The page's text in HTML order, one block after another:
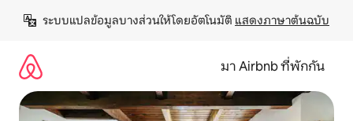
เนื้อหา
ระบบแปลข้อมูลบางส่วนให้โดยอัตโนมัติ แสดงภาษาต้นฉบับ
มา Airbnb ที่พักกัน